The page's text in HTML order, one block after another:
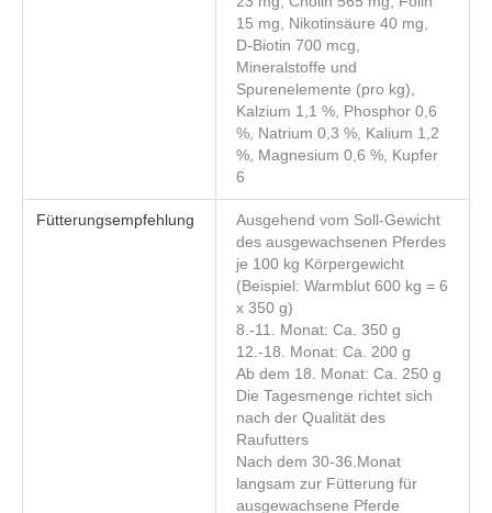
15 mg, Nikotinsäure 40 mg,
D-Biotin 700 mcg,
Mineralstoffe und
Spurenelemente (pro kg),
Kalzium 1,1 %, Phosphor 0,6
%, Natrium 0,3 %, Kalium 1,2
%, Magnesium 0,6 %, Kupfer
6
Fütterungsempfehlung
Ausgehend vom Soll-Gewicht
des ausgewachsenen Pferdes
je 100 kg Körpergewicht
(Beispiel: Warmblut 600 kg = 6
x 350 g)
8.-11. Monat: Ca. 350 g
12.-18. Monat: Ca. 200 g
Ab dem 18. Monat: Ca. 250 g
Die Tagesmenge richtet sich
nach der Qualität des
Raufutters
Nach dem 30-36.Monat
langsam zur Fütterung für
ausgewachsene Pferde